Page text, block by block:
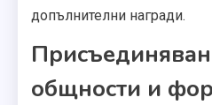
допълнителни награди.
общности и